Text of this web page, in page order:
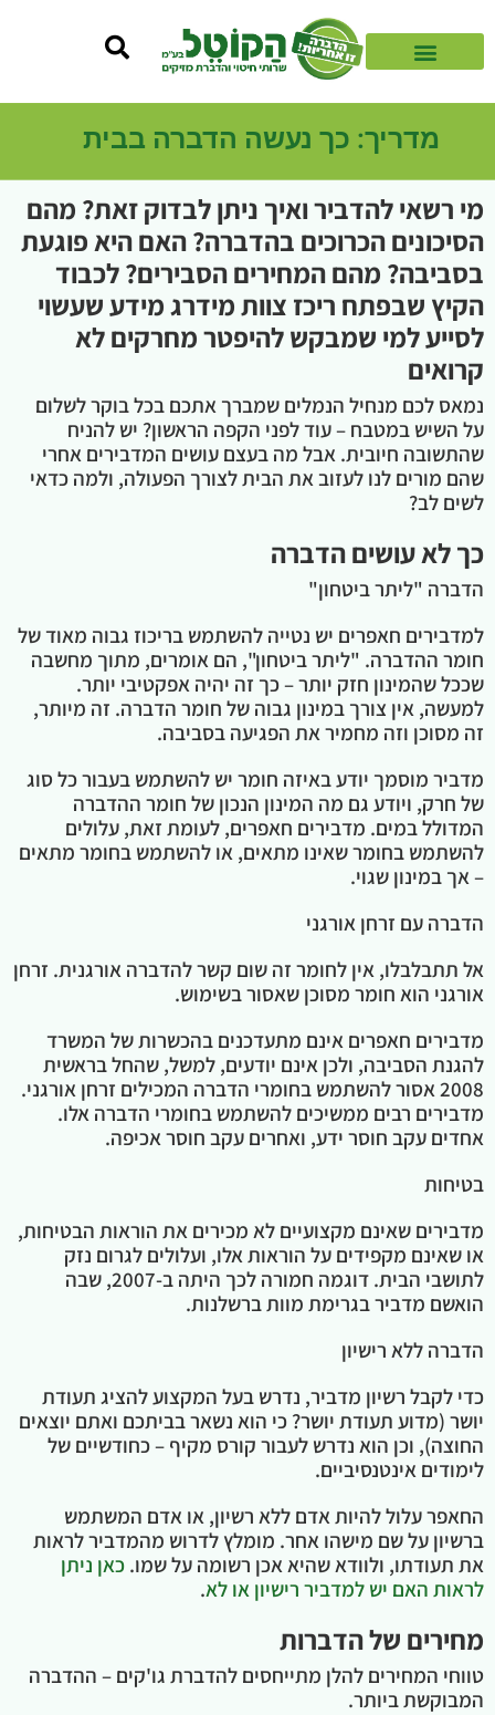
מדריך: כך נעשה הדברה בבית
מי רשאי להדביר ואיך ניתן לבדוק זאת? מהם
הסיכונים הכרוכים בהדברה? האם היא פוגעת
בסביבה? מהם המחירים הסבירים? לכבוד
הקיץ שבפתח ריכז צוות מידרג מידע שעשוי
לסייע למי שמבקש להיפטר מחרקים לא
קרואים
נמאס לכם מנחיל הנמלים שמברך אתכם בכל בוקר לשלום
על השיש במטבח – עוד לפני הקפה הראשון? יש להניח
שהתשובה חיובית. אבל מה בעצם עושים המדבירים אחרי
שהם מורים לנו לעזוב את הבית לצורך הפעולה, ולמה כדאי
לשים לב?
כך לא עושים הדברה
הדברה "ליתר ביטחון"
למדבירים חאפרים יש נטייה להשתמש בריכוז גבוה מאוד של
חומר ההדברה. "ליתר ביטחון", הם אומרים, מתוך מחשבה
שככל שהמינון חזק יותר – כך זה יהיה אפקטיבי יותר.
למעשה, אין צורך במינון גבוה של חומר הדברה. זה מיותר,
זה מסוכן וזה מחמיר את הפגיעה בסביבה.
מדביר מוסמך יודע באיזה חומר יש להשתמש בעבור כל סוג
של חרק, ויודע גם מה המינון הנכון של חומר ההדברה
המדולל במים. מדבירים חאפרים, לעומת זאת, עלולים
להשתמש בחומר שאינו מתאים, או להשתמש בחומר מתאים
– אך במינון שגוי.
הדברה עם זרחן אורגני
אל תתבלבלו, אין לחומר זה שום קשר להדברה אורגנית. זרחן
אורגני הוא חומר מסוכן שאסור בשימוש.
מדבירים חאפרים אינם מתעדכנים בהכשרות של המשרד
להגנת הסביבה, ולכן אינם יודעים, למשל, שהחל בראשית
2008 אסור להשתמש בחומרי הדברה המכילים זרחן אורגני.
מדבירים רבים ממשיכים להשתמש בחומרי הדברה אלו.
אחדים עקב חוסר ידע, ואחרים עקב חוסר אכיפה.
בטיחות
מדבירים שאינם מקצועיים לא מכירים את הוראות הבטיחות,
או שאינם מקפידים על הוראות אלו, ועלולים לגרום נזק
לתושבי הבית. דוגמה חמורה לכך היתה ב-2007, שבה
הואשם מדביר בגרימת מוות ברשלנות.
הדברה ללא רישיון
כדי לקבל רשיון מדביר, נדרש בעל המקצוע להציג תעודת
יושר (מדוע תעודת יושר? כי הוא נשאר בביתכם ואתם יוצאים
החוצה), וכן הוא נדרש לעבור קורס מקיף – כחודשיים של
לימודים אינטנסיביים.
החאפר עלול להיות אדם ללא רשיון, או אדם המשתמש
ברשיון על שם מישהו אחר. מומלץ לדרוש מהמדביר לראות
את תעודתו, ולוודא שהיא אכן רשומה על שמו. כאן ניתן
לראות האם יש למדביר רישיון או לא.
מחירים של הדברות
טווחי המחירים להלן מתייחסים להדברת גו'קים – ההדברה
המבוקשת ביותר.